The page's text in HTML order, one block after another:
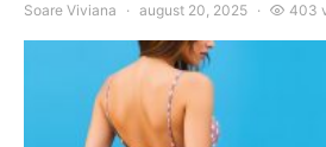
Soare Viviana august 20, 2025 403